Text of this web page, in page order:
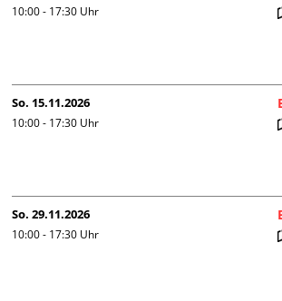
10:00 - 17:30 Uhr
So. 15.11.2026
10:00 - 17:30 Uhr
So. 29.11.2026
10:00 - 17:30 Uhr